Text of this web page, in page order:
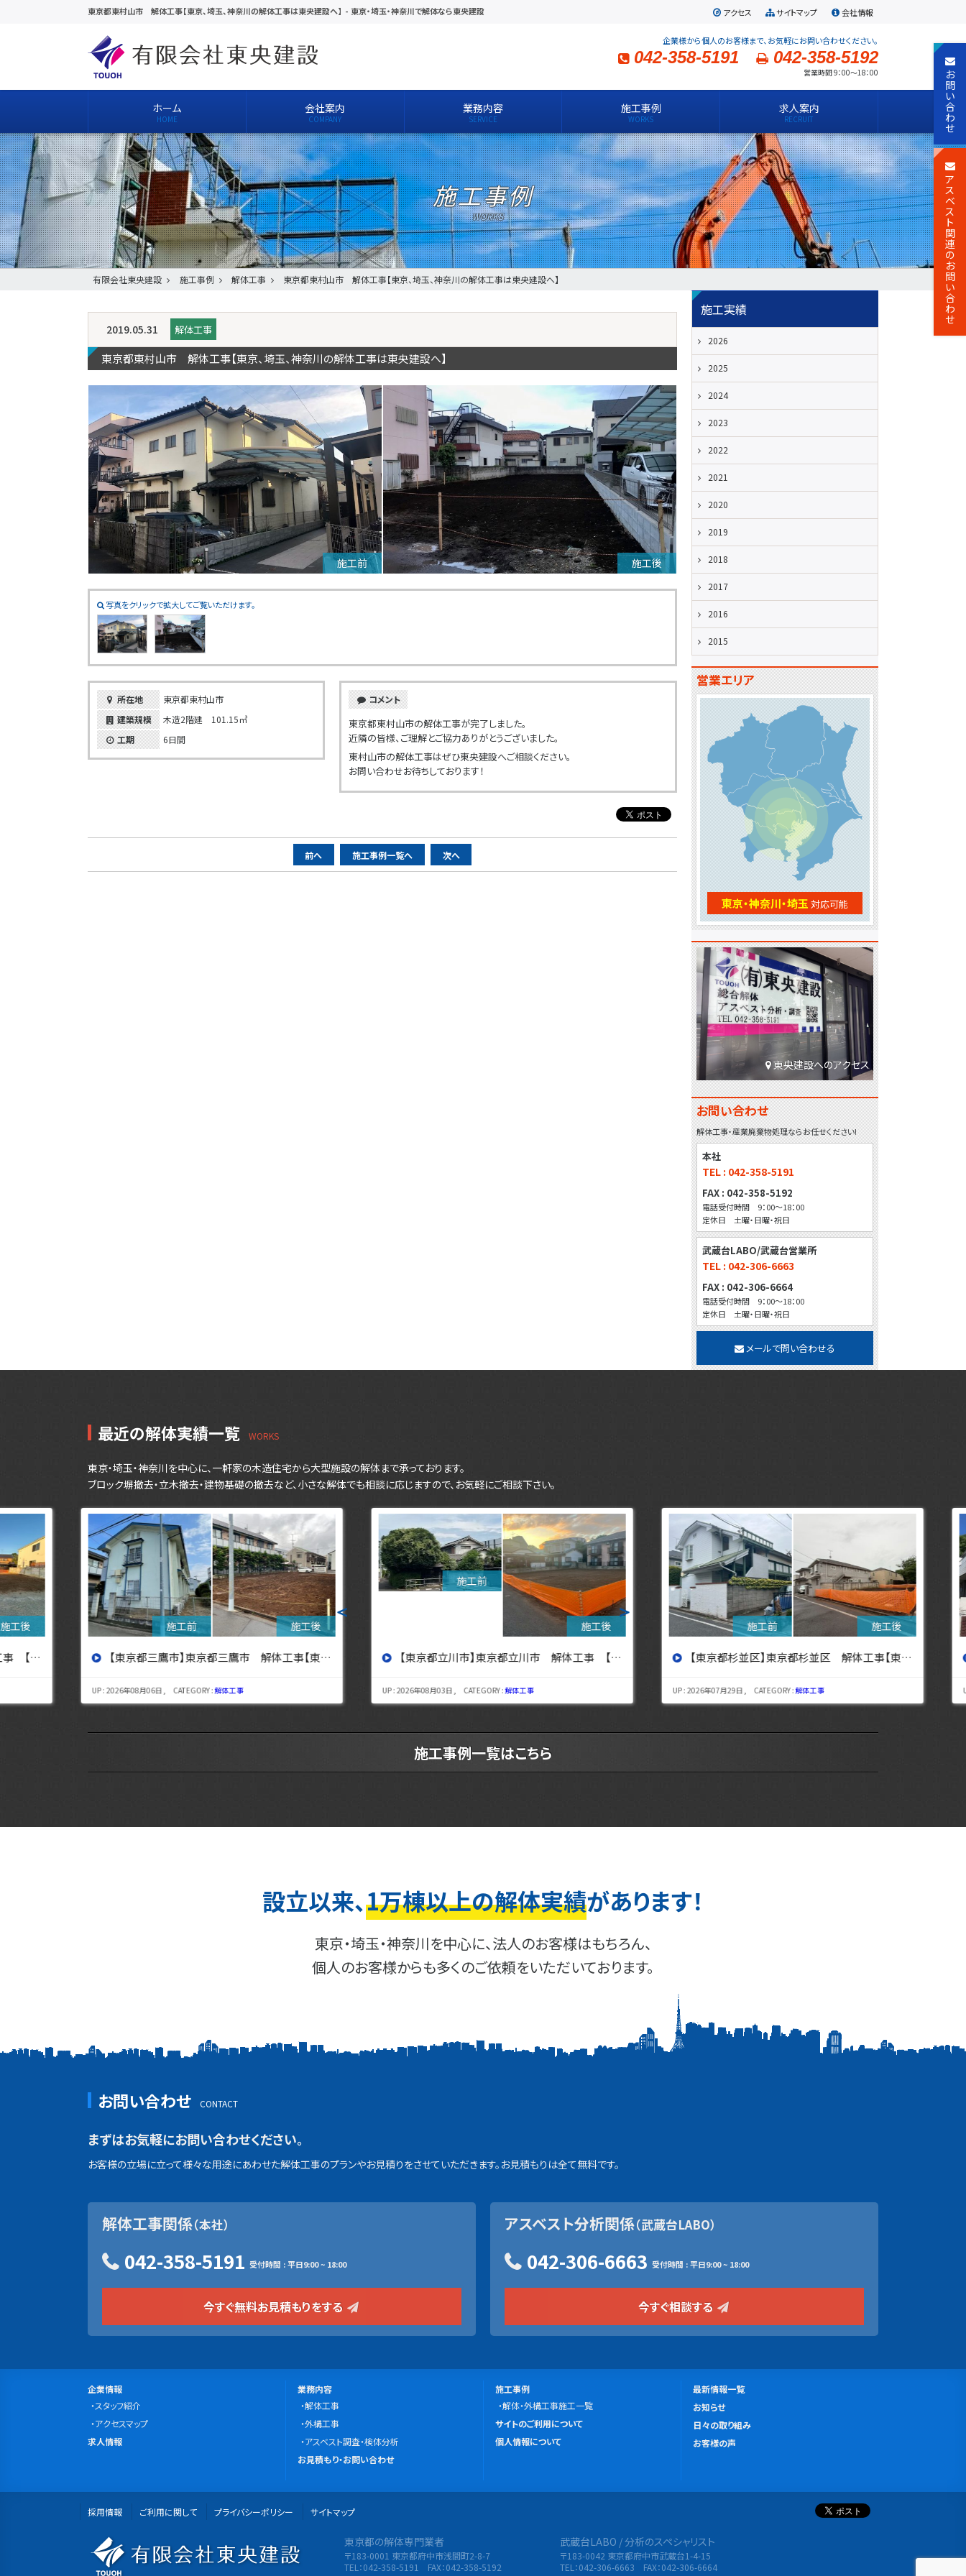
東京都東村山市 解体工事【東京、埼玉、神奈川の解体工事は東央建設へ】 - 東京・埼玉・神奈川で解体なら東央建設 アクセス サイトマップ 会社情報
企業様から個人のお客様まで、お気軽にお問い合わせください。
042-358-5191 042-358-5192
営業時間 9：00～18：00
ホーム 会社案内 業務内容 施工事例 求人案内
施工事例
有限会社東央建設 施工事例 解体工事 東京都東村山市 解体工事【東京、埼玉、神奈川の解体工事は東央建設へ】
2019.05.31 解体工事
東京都東村山市 解体工事【東京、埼玉、神奈川の解体工事は東央建設へ】
施工前 施工後
写真をクリックで拡大してご覧いただけます。
所在地
東京都東村山市
建築規模
木造2階建 101.15㎥
工期
6日間
コメント
東京都東村山市の解体工事が完了しました。
近隣の皆様、ご理解とご協力ありがとうございました。
東村山市の解体工事はぜひ東央建設へご相談ください。
お問い合わせお待ちしております！
ー
前へ 施工事例一覧へ 次へ
施工実績
2026
2025
2024
2023
2022
2021
2020
2019
2018
2017
2016
2015
営業エリア
東京・神奈川・埼玉 対応可能
東央建設へのアクセス
お問い合わせ
解体工事・産業廃棄物処理ならお任せください!
本社
TEL : 042-358-5191
FAX : 042-358-5192
電話受付時間 9：00～18：00
定休日 土曜・日曜・祝日
武蔵台LABO/武蔵台営業所
TEL : 042-306-6663
FAX : 042-306-6664
電話受付時間 9：00～18：00
定休日 土曜・日曜・祝日
メールで問い合わせる
最近の解体実績一覧
東京・埼玉・神奈川を中心に、一軒家の木造住宅から大型施設の解体まで承っております。
ブロック塀撤去・立木撤去・建物基礎の撤去など、小さな解体でも相談に応じますので、お気軽にご相談下さい。
＜
】 【東京都三鷹市】東京都三鷹市 解体工事【東京・埼玉・神奈川の解体工事なら東央建設へ】
UP : 2026年08月06日 , CATEGORY :解体工事
【東京都立川市】東京都立川市 解体工事 【東京・埼玉・神奈川の解体工事なら東央建設へ】
UP : 2026年08月03日 , CATEGORY :解体工事
【東京都杉並区】東京都杉並区 解体工事【東京・埼玉・神奈川の解体工事なら東央建設へ】
UP : 2026年07月29日 , CATEGORY :解体工事 UP :
＞
施工事例一覧はこちら
設立以来、1万棟以上の解体実績があります！
東京・埼玉・神奈川を中心に、法人のお客様はもちろん、
個人のお客様からも多くのご依頼をいただいております。
お問い合わせ
まずはお気軽にお問い合わせください。
お客様の立場に立って様々な用途にあわせた解体工事のプランやお見積りをさせていただきます。お見積もりは全て無料です。
解体工事関係（本社）
042-358-5191 受付時間 : 平日9:00 ~ 18:00
今すぐ無料お見積もりをする
アスベスト分析関係（武蔵台LABO）
042-306-6663 受付時間 : 平日9:00 ~ 18:00
今すぐ相談する
サ
イ
ト
会
社
案
内
企業情報
スタッフ紹介
アクセスマップ
求
報
求人情報
事
業
内
容
業務内容
解体工事
外構工事
アスベスト調査・検体分析
無
お
も
り・
お見積もり・お問い合わせ
施
工
事
例
施工事例
解体・外構工事施工一覧
こ
の
ト
て
サイトのご利用について
個人情報について
更
新
情
報
最新情報一覧
お知らせ
日々の取り組み
お客様の声
採用情報 ご利用に関して プライバシーポリシー サイトマップ
有限会社 東央建設
東京都の解体専門業者
〒183-0001 東京都府中市浅間町2-8-7
TEL：042-358-5191 FAX：042-358-5192
武蔵台LABO / 分析のスペシャリスト
〒183-0042 東京都府中市武蔵台1-4-15
TEL：042-306-6663 FAX：042-306-6664
お
問
い
合
わ
せ
ア
ス
ベ
ス
ト
関
連
の
お
問
い
合
わ
せ